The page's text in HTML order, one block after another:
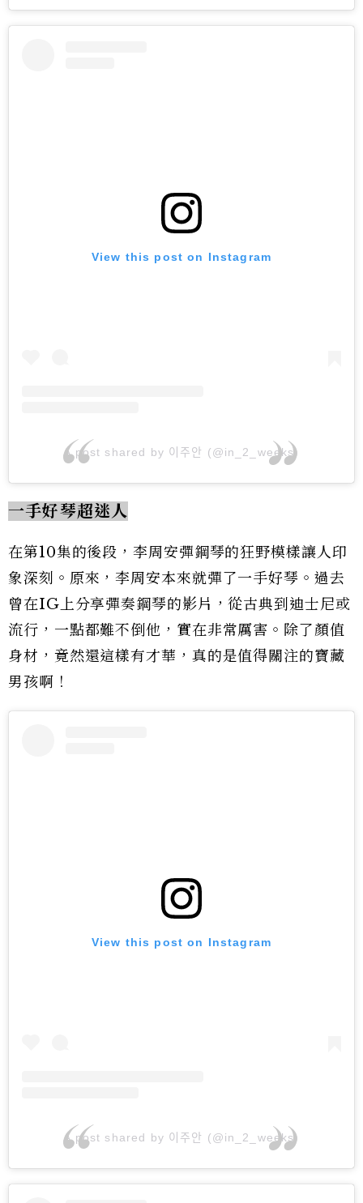
View this post on Instagram
A post shared by 이주안 (@in_2_weeks)
一手好琴超迷人
在第10集的後段，李周安彈鋼琴的狂野模樣讓人印
象深刻。原來，李周安本來就彈了一手好琴。過去
曾在IG上分享彈奏鋼琴的影片，從古典到迪士尼或
流行，一點都難不倒他，實在非常厲害。除了顏值
身材，竟然還這樣有才華，真的是值得關注的寶藏
男孩啊！
View this post on Instagram
A post shared by 이주안 (@in_2_weeks)